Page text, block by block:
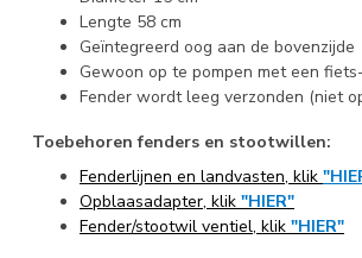
Lengte 58 cm
Geïntegreerd oog aan de bovenzijde
Gewoon op te pompen met een
Fender wordt leeg verzonden (niet
Toebehoren fenders en stootwillen:
Fenderlijnen en landvasten, klik
Opblaasadapter, klik "HIER"
Fender/stootwil ventiel, klik "HIER"